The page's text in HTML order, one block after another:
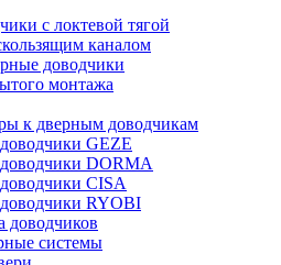
с локтевой тягой
каналом
доводчики
монтажа
к дверным доводчикам
GEZE
DORMA
CISA
RYOBI
доводчиков
системы